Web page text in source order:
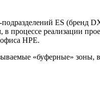
ES (бренд
процессе реализации
офиса НРЕ.
«буферные» зоны,